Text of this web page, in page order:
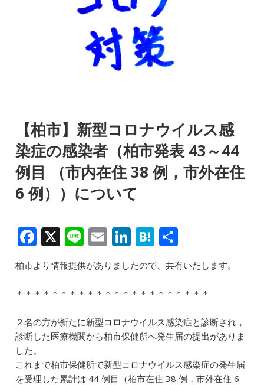
【柏市】新型コロナウイルス感
染症の感染者（柏市発表 43～44
例目 （市内在住 38 例，市外在住
6 例））について
F
a
c
e
b
o
k
X Li
n
e
E
m
ai
l
Li
n
k
e
dI
n
H
at
e
n
有
柏市より情報提供がありましたので、共有いたします。
＊＊＊＊＊＊＊＊＊＊＊＊＊＊＊＊＊＊＊＊＊＊
２名の方が新たに新型コロナウイルス感染症と診断され，
診断した医療機関から柏市保健所へ発生届の提出がありま
した。
これまで柏市保健所で新型コロナウイルス感染症の発生届
を受理した累計は 44 例目（柏市在住 38 例，市外在住 6